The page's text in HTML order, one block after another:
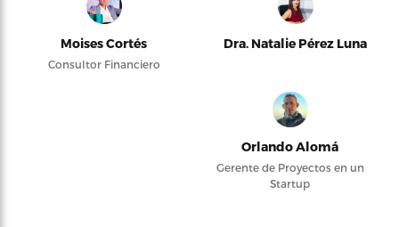
Moises Cortés
Consultor Financiero
Dra. Natalie Pérez Luna
Orlando Alomá
Gerente de Proyectos en un
Startup